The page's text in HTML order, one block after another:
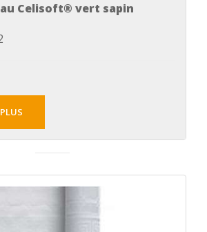
Celisoft® vert sapin